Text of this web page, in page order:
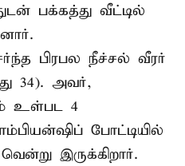
பக்கத்து வீட்டில்
பிரபல நீச்சல் வீரர்
34). அவர்,
உள்பட 4
போட்டியில்
இருக்கிறார்.